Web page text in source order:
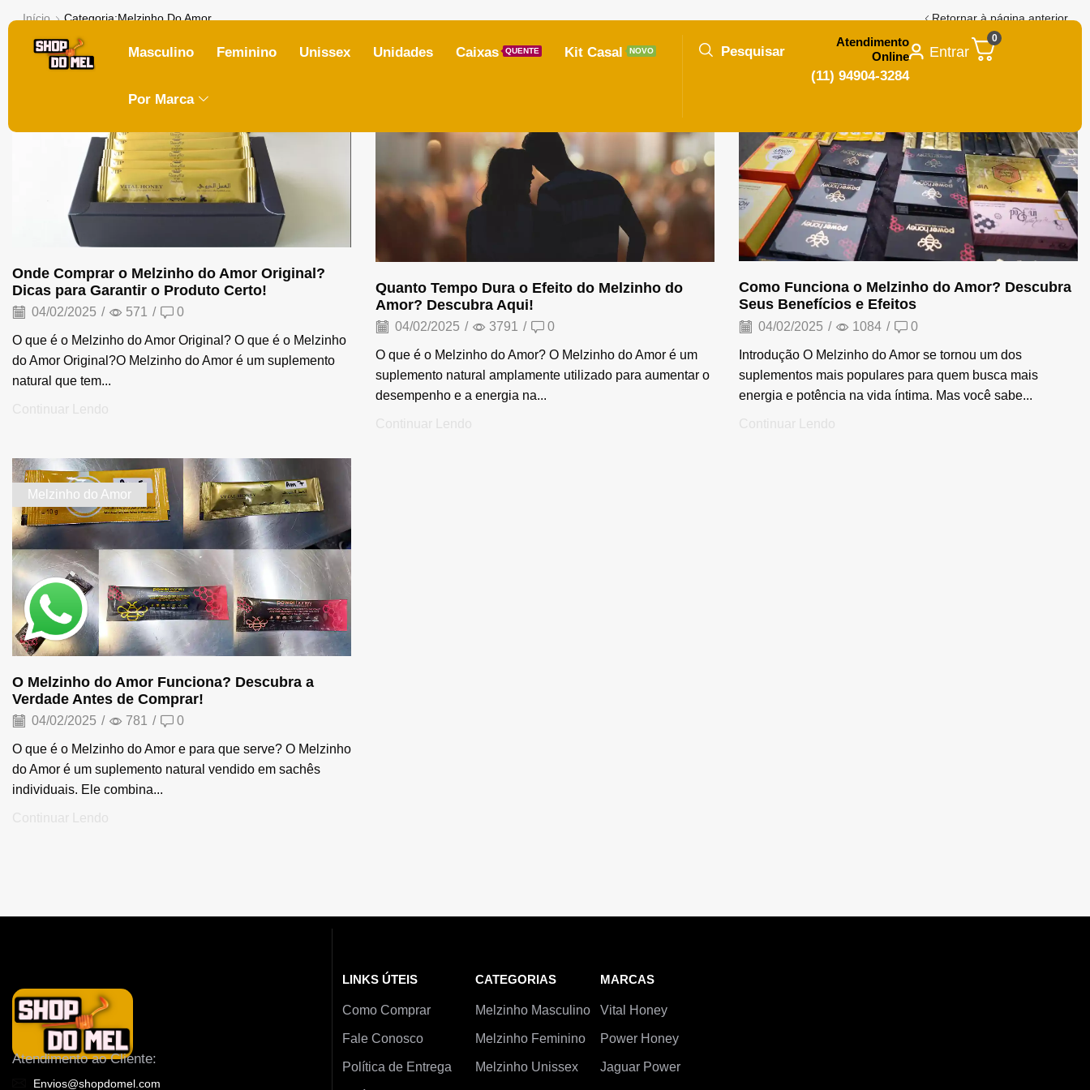
Masculino Feminino Unissex Unidades Caixas QUENTE Kit Casal NOVO
Por Marca
Pesquisar
Atendimento
Online
(11) 94904-3284
Entrar
0
Retornar à página anterior
Início Categoria:Melzinho Do Amor
Melzinho do Amor
Onde Comprar o Melzinho do Amor Original?
Dicas para Garantir o Produto Certo!
04/02/2025 / 571 / 0
O que é o Melzinho do Amor Original? O que é o Melzinho
do Amor Original?O Melzinho do Amor é um suplemento
natural que tem...
Quanto Tempo Dura o Efeito do Melzinho do
Amor? Descubra Aqui!
04/02/2025 / 3791 / 0
O que é o Melzinho do Amor? O Melzinho do Amor é um
suplemento natural amplamente utilizado para aumentar o
desempenho e a energia na...
Melzinho do Amor
Como Funciona o Melzinho do Amor? Descubra
Seus Benefícios e Efeitos
04/02/2025 / 1084 / 0
Introdução O Melzinho do Amor se tornou um dos
suplementos mais populares para quem busca mais
energia e potência na vida íntima. Mas você sabe...
Melzinho do Amor
O Melzinho do Amor Funciona? Descubra a
Verdade Antes de Comprar!
04/02/2025 / 781 / 0
O que é o Melzinho do Amor e para que serve? O Melzinho
do Amor é um suplemento natural vendido em sachês
individuais. Ele combina...
Atendimento ao Cliente:
Envios@shopdomel.com
LINKS ÚTEIS
Como Comprar
Fale Conosco
Política de Entrega
CATEGORIAS
Melzinho Masculino
Melzinho Feminino
Melzinho Unissex
MARCAS
Vital Honey
Power Honey
Jaguar Power